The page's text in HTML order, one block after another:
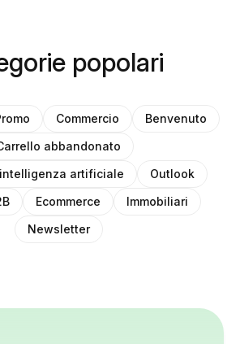
popolari
Commercio
Benvenuto
abbandonato
artificiale
Outlook
Ecommerce
Immobiliari
Newsletter